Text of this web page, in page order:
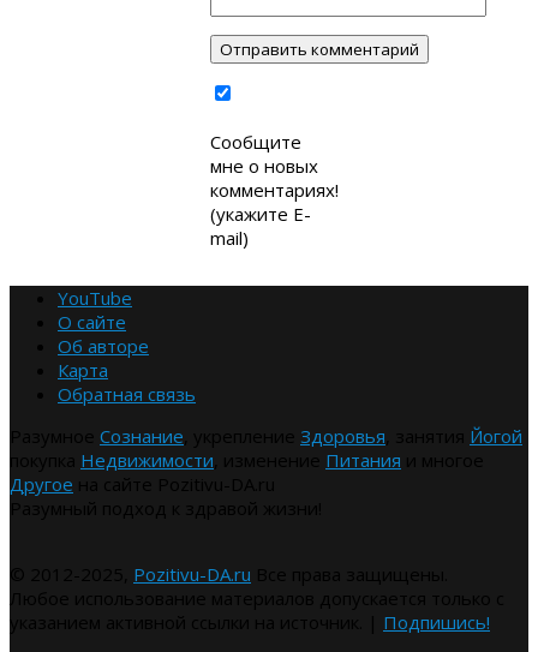
Сообщите
мне о новых
комментариях!
(укажите E-
mail)
YouTube
О сайте
Об авторе
Карта
Обратная связь
Сознание Здоровья
Йогой
Недвижимости Питания
Другое
Pozitivu-DA.ru
Подпишись!